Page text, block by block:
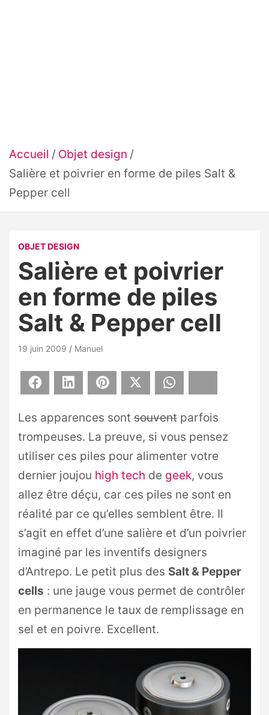
Accueil
Objet design
Salière et poivrier en forme de piles Salt &
Pepper cell
OBJET DESIGN
Salière et poivrier
en forme de piles
Salt & Pepper cell
19 juin 2009 Manuel
Facebook LinkedIn Pinterest
Les apparences sont souvent parfois
trompeuses. La preuve, si vous pensez
utiliser ces piles pour alimenter votre
dernier joujou high tech de geek, vous
allez être déçu, car ces piles ne sont en
réalité par ce qu’elles semblent être. Il
s’agit en effet d’une salière et d’un poivrier
imaginé par les inventifs designers
d’Antrepo. Le petit plus des Salt & Pepper
cells : une jauge vous permet de contrôler
en permanence le taux de remplissage en
sel et en poivre. Excellent.